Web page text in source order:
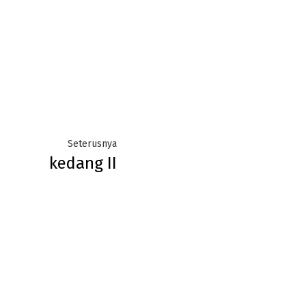
SeterusnyaNext
kedang II